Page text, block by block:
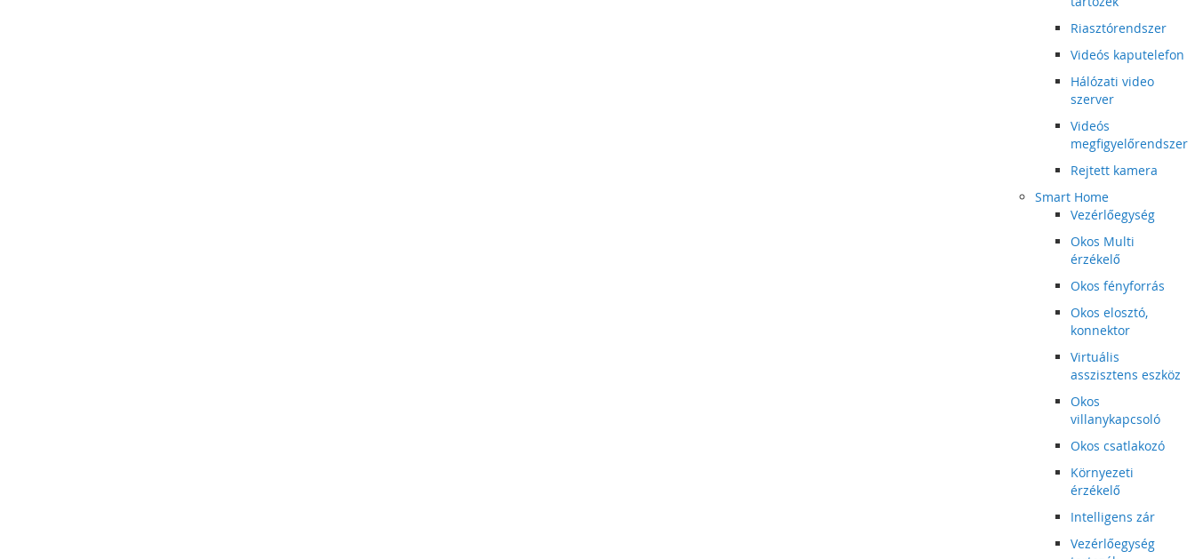
Riasztórendszer
Videós kaputelefon
Hálózati video
szerver
Videós
megfigyelőrendszer
Rejtett kamera
Smart Home
Vezérlőegység
Okos Multi
érzékelő
Okos fényforrás
Okos elosztó,
konnektor
Virtuális
asszisztens eszköz
Okos
villanykapcsoló
Okos csatlakozó
Környezeti
érzékelő
Intelligens zár
Vezérlőegység